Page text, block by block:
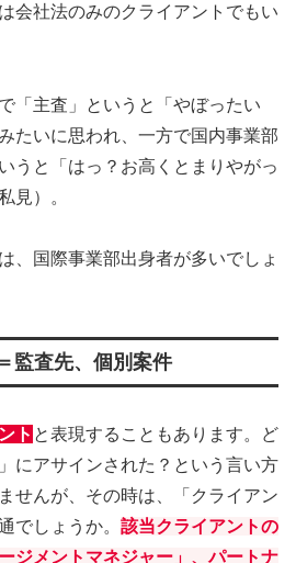
会社法のみのクライアントでもい
「主査」というと「やぼったい
たいに思われ、一方で国内事業部
うと「はっ？お高くとまりやがっ
見）。
、国際事業部出身者が多いでしょ
監査先、個別案件
ト と表現することもあります。ど
にアサインされた？という言い方
せんが、その時は、「クライアン
でしょうか。 該当クライアントの
ジメントマネジャー」、パートナ